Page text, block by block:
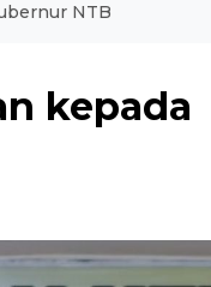
NTB
kepada